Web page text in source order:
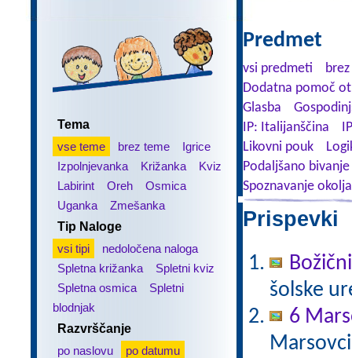
Tema
vse teme
brez teme
Igrice
Izpolnjevanka
Križanka
Kviz
Labirint
Oreh
Osmica
Uganka
Zmešanka
Tip Naloge
vsi tipi
nedoločena naloga
Spletna križanka
Spletni kviz
Spletna osmica
Spletni
blodnjak
Razvrščanje
po naslovu
po datumu
Predmet
vsi predmeti
Dodatna pomoč
Glasba
IP: Italijanščina
Likovni pouk
Podaljšano bivanje
Spoznavanje okolja
Prispevki
šolske
6